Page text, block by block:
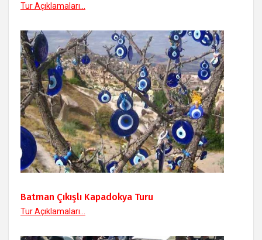
Tur Açıklamaları...
Batman Çıkışlı Kapadokya Turu
Tur Açıklamaları...